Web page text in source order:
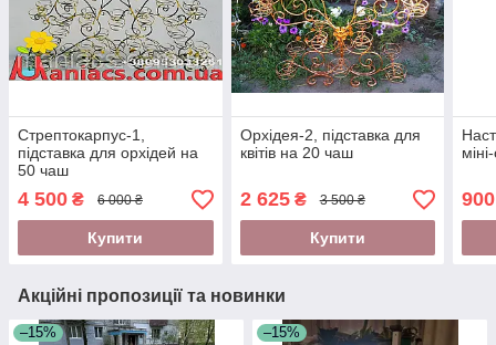
Стрептокарпус-1,
підставка для орхідей на
50 чаш
4 500 ₴ 6 000 ₴
Купити
Орхідея-2, підставка для
квітів на 20 чаш
2 625₴ 3 500 ₴
Купити
900
Акційні пропозиції та новинки
–15% –15%